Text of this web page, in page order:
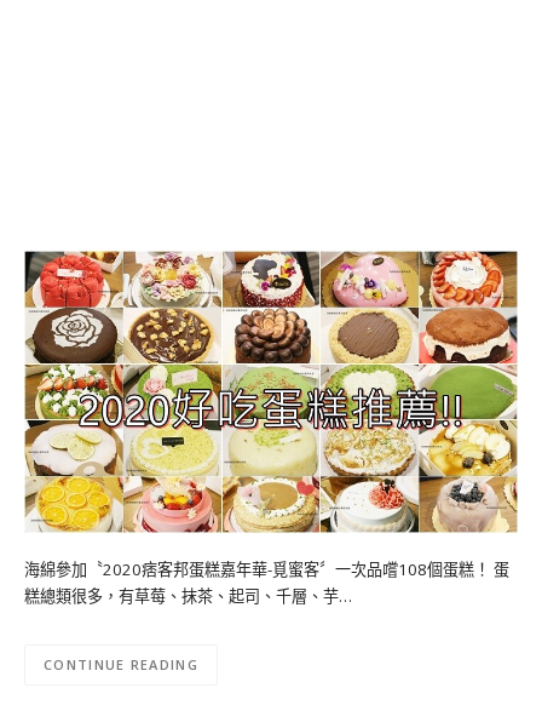
海綿參加〝2020痞客邦蛋糕嘉年華-覓蜜客〞一次品嚐108個蛋糕！ 蛋
糕總類很多，有草莓、抹茶、起司、千層、芋…
CONTINUE READING